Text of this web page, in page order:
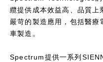
纜提供成本效益高、品質上
嚴苛的製造應用，包括醫
車製造。
Spectrum提供一系列